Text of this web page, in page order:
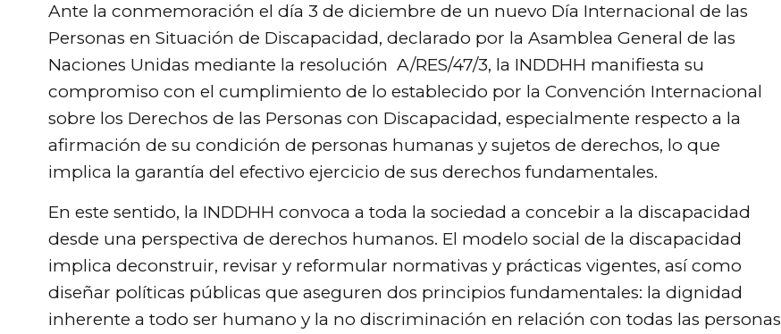
Ante la conmemoración el día 3 de diciembre de un nuevo Día Internacional de las
Personas en Situación de Discapacidad, declarado por la Asamblea General de las
Naciones Unidas mediante la resolución A/RES/47/3, la INDDHH manifiesta su
compromiso con el cumplimiento de lo establecido por la Convención Internacional
sobre los Derechos de las Personas con Discapacidad, especialmente respecto a la
afirmación de su condición de personas humanas y sujetos de derechos, lo que
implica la garantía del efectivo ejercicio de sus derechos fundamentales.
En este sentido, la INDDHH convoca a toda la sociedad a concebir a la discapacidad
desde una perspectiva de derechos humanos. El modelo social de la discapacidad
implica deconstruir, revisar y reformular normativas y prácticas vigentes, así como
diseñar políticas públicas que aseguren dos principios fundamentales: la dignidad
inherente a todo ser humano y la no discriminación en relación con todas las personas